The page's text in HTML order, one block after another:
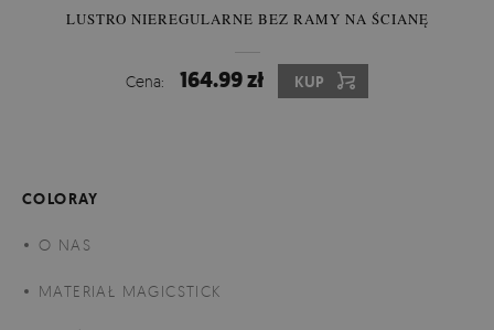
Fototapeta Flizelinowa - materiał flizelinowy to klasyka sama
LUSTRO NIEREGULARNE BEZ RAMY NA ŚCIANĘ
Cena: 164.99 zł KUP
COLORAY
O NAS
MATERIAŁ MAGICSTICK